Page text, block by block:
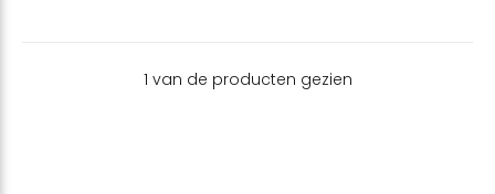
1 van de producten gezien